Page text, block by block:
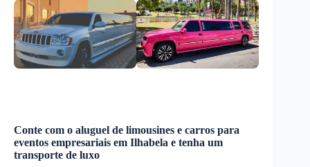
Conte com o aluguel de limousines e carros para
eventos empresariais em Ilhabela e tenha um
transporte de luxo